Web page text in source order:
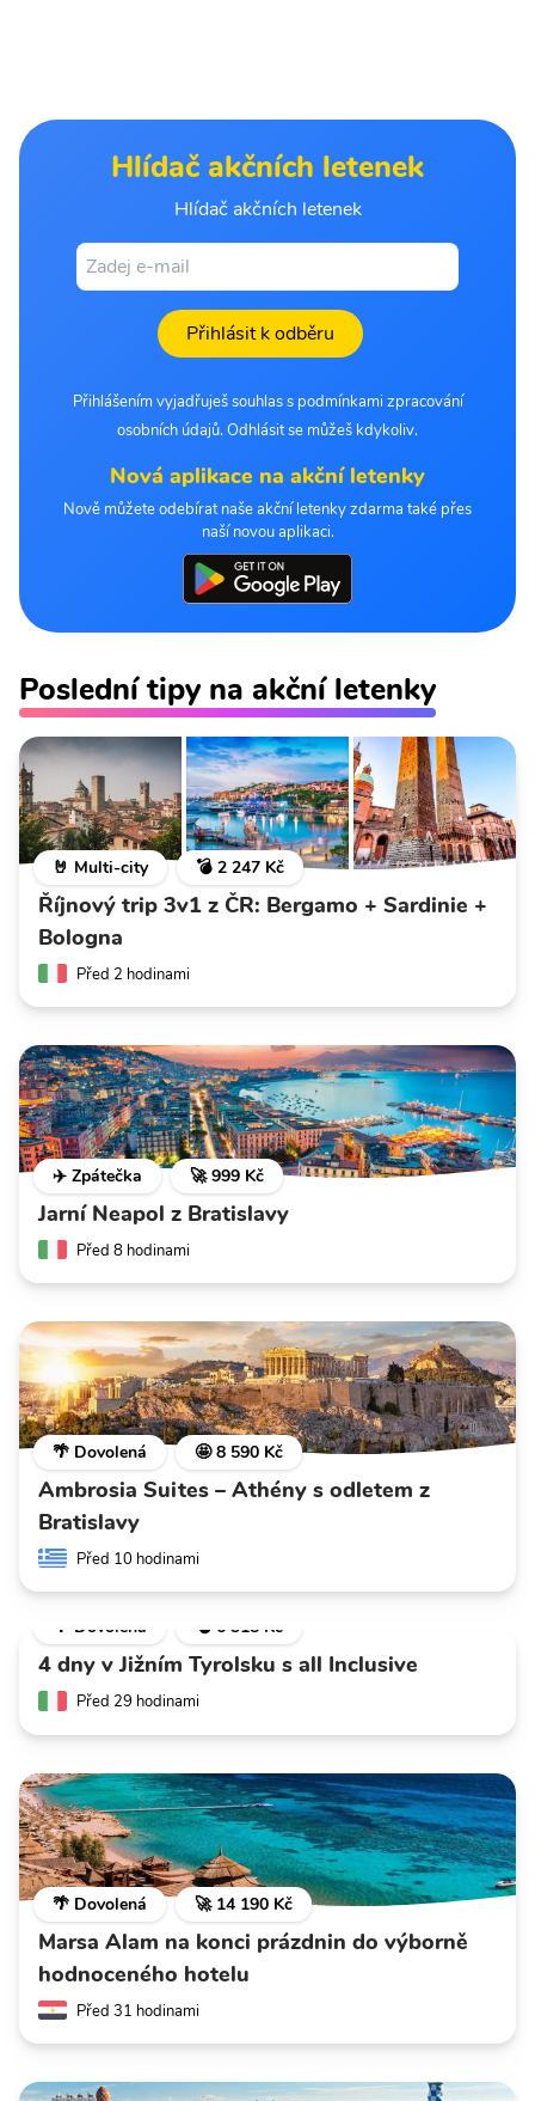
Hlídač akčních letenek
Hlídač akčních letenek
Přihlásit k odběru
Přihlášením vyjadřuješ souhlas s podmínkami zpracování
osobních údajů. Odhlásit se můžeš kdykoliv.
Nová aplikace na akční letenky
Nově můžete odebírat naše akční letenky zdarma také přes
naší novou aplikaci.
Poslední tipy na akční letenky
🤘 Multi-city 💣 2 247 Kč
Říjnový trip 3v1 z ČR: Bergamo + Sardinie +
Bologna
Před 2 hodinami
✈️ Zpátečka 🚀 999 Kč
Jarní Neapol z Bratislavy
Před 8 hodinami
🌴 Dovolená 🤩 8 590 Kč
Ambrosia Suites – Athény s odletem z
Bratislavy
Před 10 hodinami
🌴 Dovolená 💣 6 318 Kč
4 dny v Jižním Tyrolsku s all Inclusive
Před 29 hodinami
🌴 Dovolená 🚀 14 190 Kč
Marsa Alam na konci prázdnin do výborně
hodnoceného hotelu
Před 31 hodinami